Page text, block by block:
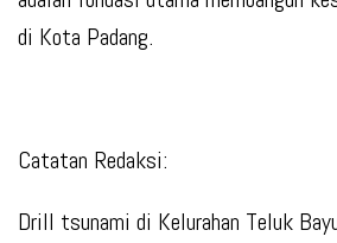
di Kota Padang.
Catatan Redaksi:
Drill tsunami di Kelurahan Teluk